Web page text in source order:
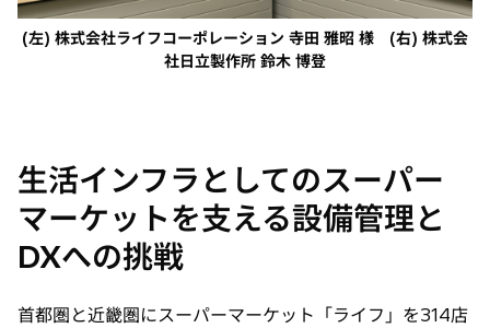
(左) 株式会社ライフコーポレーション 寺田 雅昭 様 (右) 株式会
社日立製作所 鈴木 博登
生活インフラとしてのスーパー
マーケットを支える設備管理と
DXへの挑戦
首都圏と近畿圏にスーパーマーケット「ライフ」を314店